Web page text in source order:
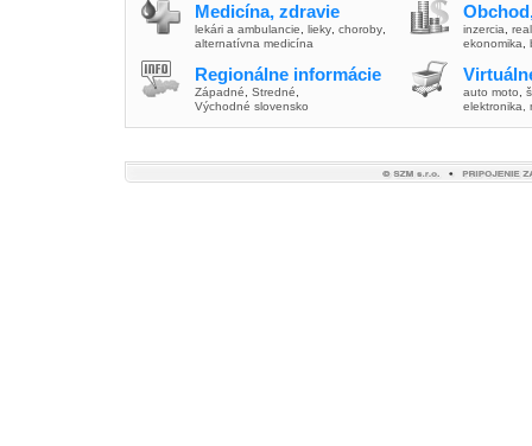
Medicína, zdravie
lekári a ambulancie lieky choroby
alternatívna medicína
Regionálne informácie
Západné Stredné
Východné slovensko
inzercia
ekonomika
auto moto
elektronika,